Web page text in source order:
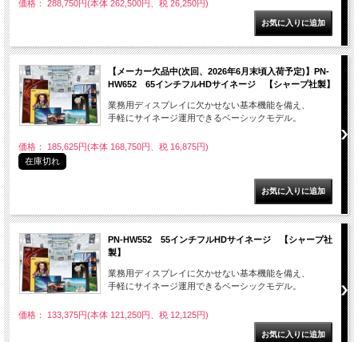
価格： 288,750円(本体 262,500円、税 26,250円)
【メーカー欠品中(次回、2026年6月末頃入荷予定)】PN-
HW652 65インチフルHDサイネージ 【シャープ社製】
業務用ディスプレイに欠かせない基本機能を備え、
手軽にサイネージ運用できるベーシックモデル。
価格： 185,625円(本体 168,750円、税 16,875円)
在庫切れ
PN-HW552 55インチフルHDサイネージ 【シャープ社
製】
業務用ディスプレイに欠かせない基本機能を備え、
手軽にサイネージ運用できるベーシックモデル。
価格： 133,375円(本体 121,250円、税 12,125円)